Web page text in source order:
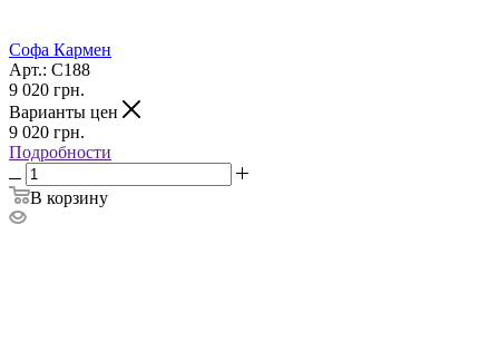
Софа Кармен
Арт.: С188
9 020 грн.
Варианты цен
9 020 грн.
Подробности
В корзину